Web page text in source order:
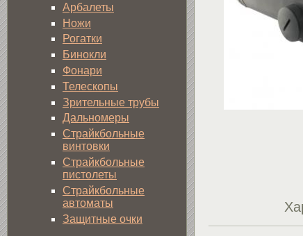
Арбалеты
Ножи
Рогатки
Бинокли
Фонари
Телескопы
Зрительные трубы
Дальномеры
Страйкбольные
винтовки
Страйкбольные
пистолеты
Страйкбольные
автоматы
Защитные очки